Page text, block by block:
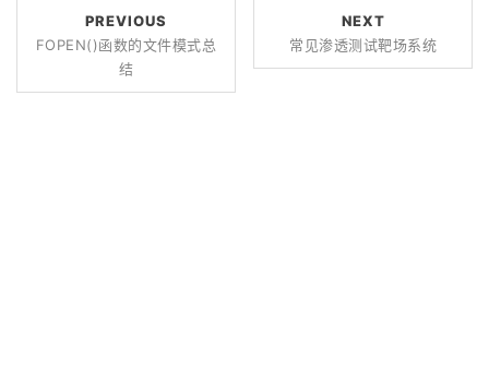
PREVIOUS
FOPEN()函数的文件模式总
结
NEXT
常见渗透测试靶场系统